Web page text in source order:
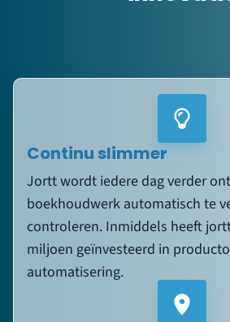
Continu slimmer
Jortt wordt iedere dag verder
boekhoudwerk automatisch te
controleren. Inmiddels heeft
miljoen geïnvesteerd in
automatisering.